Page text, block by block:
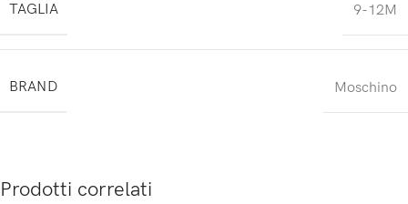
TAGLIA
9-12M
BRAND Moschino
Prodotti correlati